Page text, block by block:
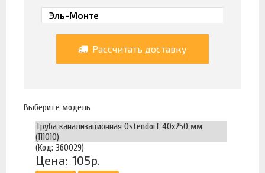
Рассчитать доставку
Выберите модель
Труба канализационная Ostendorf 40х250 мм
(111010)
(Код: 360029)
Цена: 105р.